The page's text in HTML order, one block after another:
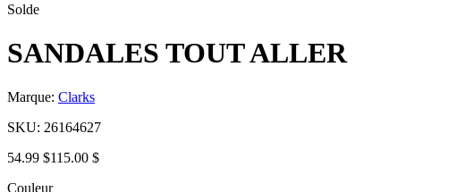
Solde
SANDALES TOUT ALLER
Marque: Clarks
SKU: 26164627
54.99 $115.00 $
Couleur